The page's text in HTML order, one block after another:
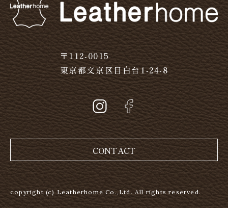
〒112-0015
東京都文京区目白台1-24-8
CONTACT
copyright (c) Leatherhome Co.,Ltd. All rights reserved.